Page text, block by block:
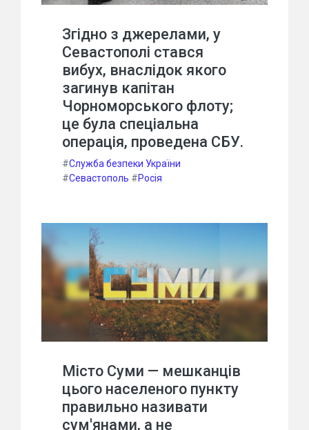
Згідно з джерелами, у
Севастополі стався
вибух, внаслідок якого
загинув капітан
Чорноморського флоту;
це була спеціальна
операція, проведена СБУ.
#Служба безпеки України
#Севастополь #Росія
Місто Суми — мешканців
цього населеного пункту
правильно називати
сум'янами, а не